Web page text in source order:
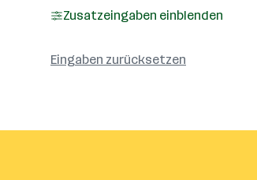
Zusatzeingaben einblenden
Eingaben zurücksetzen